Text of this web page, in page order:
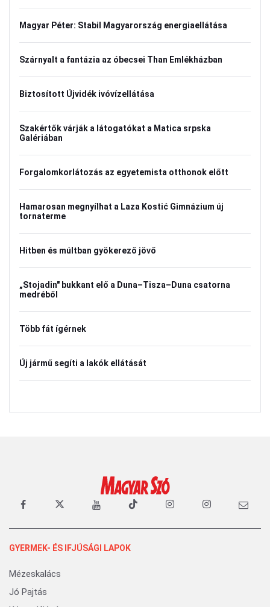
Magyar Péter: Stabil Magyarország energiaellátása
Szárnyalt a fantázia az óbecsei Than Emlékházban
Biztosított Újvidék ivóvízellátása
Szakértők várják a látogatókat a Matica srpska
Galériában
Forgalomkorlátozás az egyetemista otthonok előtt
Hamarosan megnyílhat a Laza Kostić Gimnázium új
tornaterme
Hitben és múltban gyökerező jövő
„Stojadin" bukkant elő a Duna–Tisza–Duna csatorna
medréből
Több fát ígérnek
Új jármű segíti a lakók ellátását
GYERMEK- ÉS IFJÚSÁGI LAPOK
Mézeskalács
Jó Pajtás